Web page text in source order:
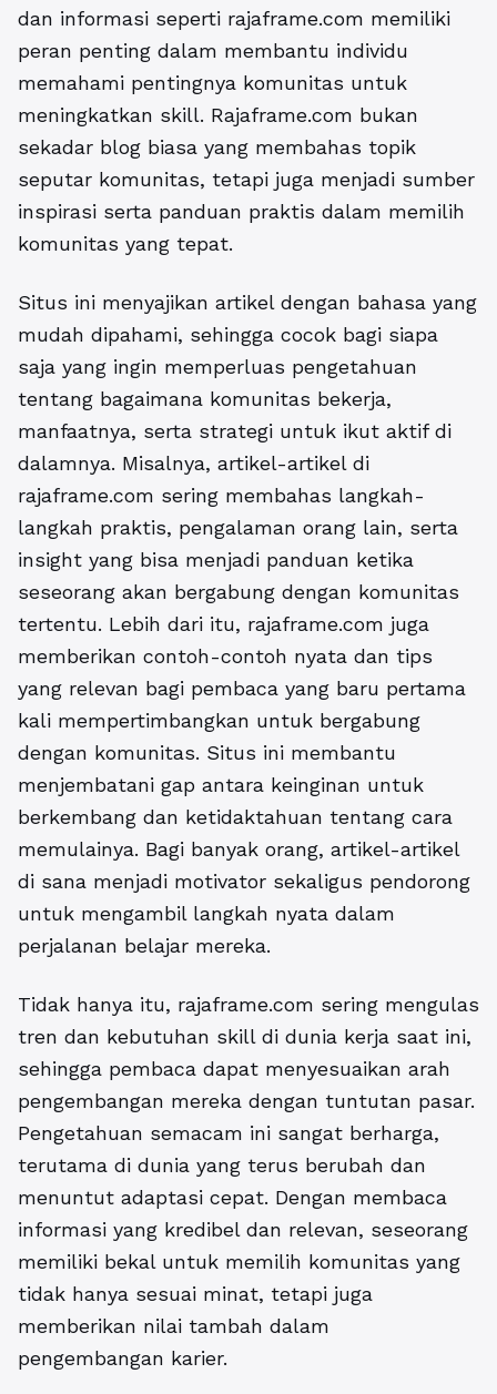
dan informasi seperti rajaframe.com memiliki
peran penting dalam membantu individu
memahami pentingnya komunitas untuk
meningkatkan skill. Rajaframe.com bukan
sekadar blog biasa yang membahas topik
seputar komunitas, tetapi juga menjadi sumber
inspirasi serta panduan praktis dalam memilih
komunitas yang tepat.
Situs ini menyajikan artikel dengan bahasa yang
mudah dipahami, sehingga cocok bagi siapa
saja yang ingin memperluas pengetahuan
tentang bagaimana komunitas bekerja,
manfaatnya, serta strategi untuk ikut aktif di
dalamnya. Misalnya, artikel-artikel di
rajaframe.com sering membahas langkah-
langkah praktis, pengalaman orang lain, serta
insight yang bisa menjadi panduan ketika
seseorang akan bergabung dengan komunitas
tertentu. Lebih dari itu, rajaframe.com juga
memberikan contoh-contoh nyata dan tips
yang relevan bagi pembaca yang baru pertama
kali mempertimbangkan untuk bergabung
dengan komunitas. Situs ini membantu
menjembatani gap antara keinginan untuk
berkembang dan ketidaktahuan tentang cara
memulainya. Bagi banyak orang, artikel-artikel
di sana menjadi motivator sekaligus pendorong
untuk mengambil langkah nyata dalam
perjalanan belajar mereka.
Tidak hanya itu, rajaframe.com sering mengulas
tren dan kebutuhan skill di dunia kerja saat ini,
sehingga pembaca dapat menyesuaikan arah
pengembangan mereka dengan tuntutan pasar.
Pengetahuan semacam ini sangat berharga,
terutama di dunia yang terus berubah dan
menuntut adaptasi cepat. Dengan membaca
informasi yang kredibel dan relevan, seseorang
memiliki bekal untuk memilih komunitas yang
tidak hanya sesuai minat, tetapi juga
memberikan nilai tambah dalam
pengembangan karier.